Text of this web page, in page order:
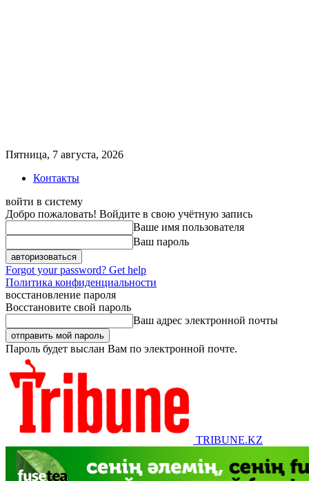
Пятница, 7 августа, 2026
Контакты
войти в систему
Добро пожаловать! Войдите в свою учётную запись
Ваше имя пользователя
Ваш пароль
Forgot your password? Get help
Политика конфиденциальности
восстановление пароля
Восстановите свой пароль
Ваш адрес электронной почты
Пароль будет выслан Вам по электронной почте.
TRIBUNE.KZ